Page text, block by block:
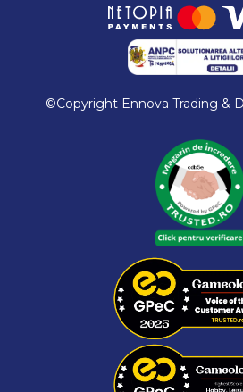
©Copyright Ennova Trading &